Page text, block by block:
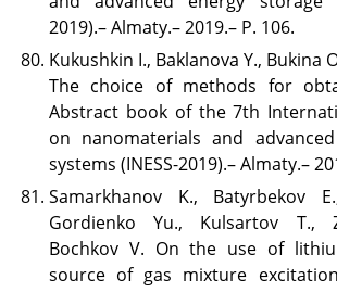
2019).– Almaty.– 2019.– P. 106.
Kukushkin I., Baklanova Y., Bukina
The choice of methods for
Abstract book of the 7th
on nanomaterials and
systems (INESS-2019).– Almaty.–
Samarkhanov K., Batyrbekov
Gordienko Yu., Kulsartov T.,
Bochkov V. On the use of
source of gas mixture